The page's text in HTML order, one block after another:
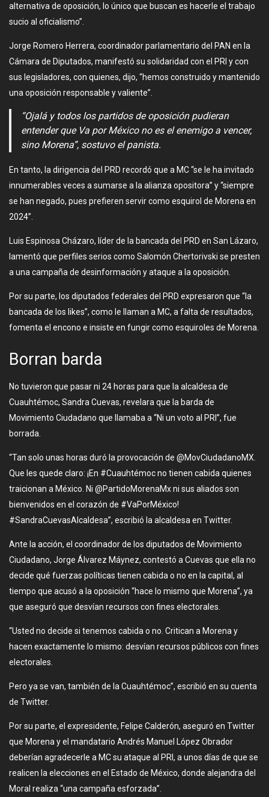
alternativa de oposición, lo único que buscan es hacerle el trabajo
sucio al oficialismo”.
Jorge Romero Herrera, coordinador parlamentario del PAN en la
Cámara de Diputados, manifestó su solidaridad con el PRI y con
sus legisladores, con quienes, dijo, “hemos construido y mantenido
una oposición responsable y valiente”.
“Ojalá y todos los partidos de oposición pudieran
entender que Va por México no es el enemigo a vencer,
sino Morena”, sostuvo el panista.
En tanto, la dirigencia del PRD recordó que a MC “se le ha invitado
innumerables veces a sumarse a la alianza opositora” y “siempre
se han negado, pues prefieren servir como esquirol de Morena en
2024”.
Luis Espinosa Cházaro, líder de la bancada del PRD en San Lázaro,
lamentó que perfiles serios como Salomón Chertorivski se presten
a una campaña de desinformación y ataque a la oposición.
Por su parte, los diputados federales del PRD expresaron que “la
bancada de los likes”, como le llaman a MC, a falta de resultados,
fomenta el encono e insiste en fungir como esquiroles de Morena.
Borran barda
No tuvieron que pasar ni 24 horas para que la alcaldesa de
Cuauhtémoc, Sandra Cuevas, revelara que la barda de
Movimiento Ciudadano que llamaba a “Ni un voto al PRI”, fue
borrada.
“Tan solo unas horas duró la provocación de @MovCiudadanoMX.
Que les quede claro: ¡En #Cuauhtémoc no tienen cabida quienes
traicionan a México. Ni @PartidoMorenaMx ni sus aliados son
bienvenidos en el corazón de #VaPorMéxico!
#SandraCuevasAlcaldesa”, escribió la alcaldesa en Twitter.
Ante la acción, el coordinador de los diputados de Movimiento
Ciudadano, Jorge Álvarez Máynez, contestó a Cuevas que ella no
decide qué fuerzas políticas tienen cabida o no en la capital, al
tiempo que acusó a la oposición “hace lo mismo que Morena”, ya
que aseguró que desvían recursos con fines electorales.
“Usted no decide si tenemos cabida o no. Critican a Morena y
hacen exactamente lo mismo: desvían recursos públicos con fines
electorales.
Pero ya se van, también de la Cuauhtémoc”, escribió en su cuenta
de Twitter.
Por su parte, el expresidente, Felipe Calderón, aseguró en Twitter
que Morena y el mandatario Andrés Manuel López Obrador
deberían agradecerle a MC su ataque al PRI, a unos días de que se
realicen la elecciones en el Estado de México, donde alejandra del
Moral realiza “una campaña esforzada”.